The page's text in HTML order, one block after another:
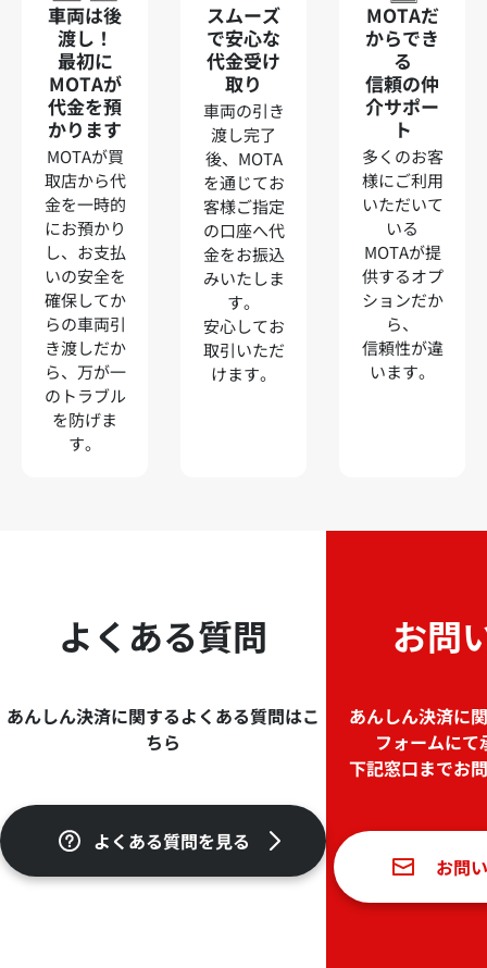
車両は後
渡し！
最初に
MOTAが
代金を預
かります
MOTAが買
取店から代
金を一時的
にお預かり
し、お支払
いの安全を
確保してか
らの車両引
き渡しだか
ら、万が一
のトラブル
を防げま
す。
スムーズ
で安心な
代金受け
取り
車両の引き
渡し完了
後、MOTA
を通じてお
客様ご指定
の口座へ代
金をお振込
みいたしま
す。
安心してお
取引いただ
けます。
MOTAだ
からでき
る
信頼の仲
介サポー
ト
多くのお客
様にご利用
いただいて
いる
MOTAが提
供するオプ
ションだか
ら、
信頼性が違
います。
よくある質問
あんしん決済に関するよくある質問はこ
ちら
よくある質問を見る
お問
あんしん決済に
フォームに
下記窓口までお
お問